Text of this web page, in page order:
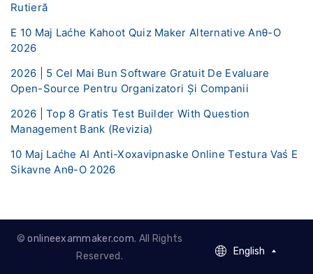
Rutieră
E 10 Maj Laćhe Kahoot Quiz Maker Alternative Anθ-O
2026
2026 | 5 Cel Mai Bun Software Gratuit De Evaluare
Open-Source Pentru Organizatori Și Companii
2026 | Top 8 Gratis Test Builder With Question
Management Bank (Revizia)
10 Maj Laćhe AI ​​Anti-Xoxavipnaske Online Testura Vaś E
Sikavne Anθ-O 2026
©onlineexammaker.com. All Rights
Reserved.
English
English